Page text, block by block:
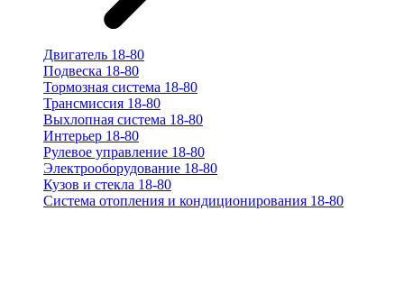
Двигатель 18-80
Подвеска 18-80
Тормозная система 18-80
Трансмиссия 18-80
Выхлопная система 18-80
Интерьер 18-80
Рулевое управление 18-80
Электрооборудование 18-80
Кузов и стекла 18-80
Система отопления и кондиционирования 18-80